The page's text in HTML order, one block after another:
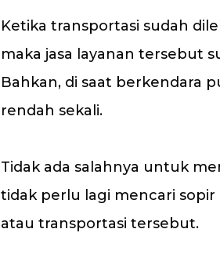
Ketika transportasi sudah
maka jasa layanan tersebut
Bahkan, di saat berkendara
rendah sekali.
Tidak ada salahnya untuk
tidak perlu lagi mencari
atau transportasi tersebut.